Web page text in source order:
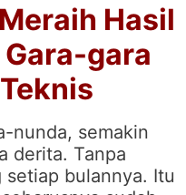
Hasil
gara
nunda, semakin
derita. Tanpa
setiap bulannya. Itu